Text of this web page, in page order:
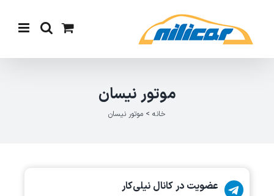
content
موتور نیسان
خانه > موتور نیسان
عضویت در کانال نیلی‌کار